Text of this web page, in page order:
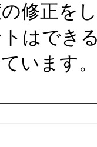
修正を
はでき
います。